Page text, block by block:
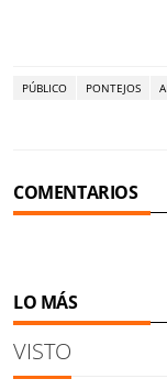
PÚBLICO PONTEJOS
COMENTARIOS
LO MÁS
VISTO